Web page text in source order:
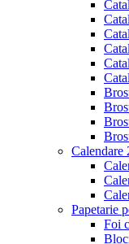
Calendare
Papetarie
Foi